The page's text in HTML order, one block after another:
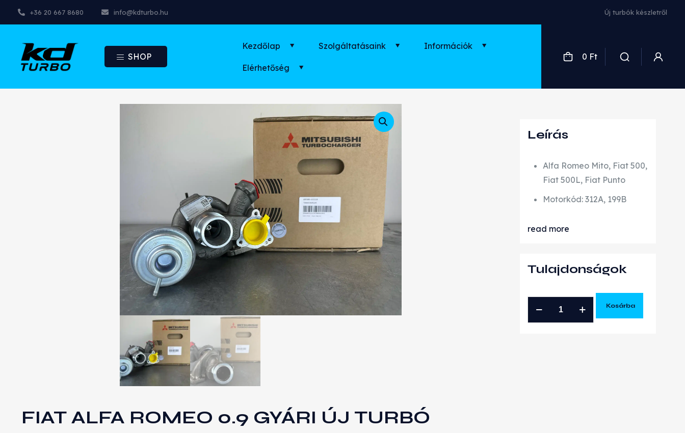
+36 20 667 8680 info@kdturbo.hu Új turbók készletről
SHOP
Kezdőlap Szolgáltatásaink Információk
Elérhetőség
0 Ft
FIAT ALFA ROMEO 0.9 GYÁRI ÚJ TURBÓ
Leírás
Alfa Romeo Mito, Fiat 500,
Fiat 500L, Fiat Punto
Motorkód: 312A, 199B
read more
Tulajdonságok
Kosárba